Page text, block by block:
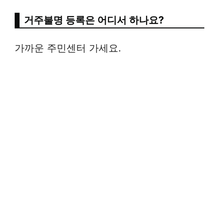
거주불명 등록은 어디서 하나요?
가까운 주민센터 가세요.